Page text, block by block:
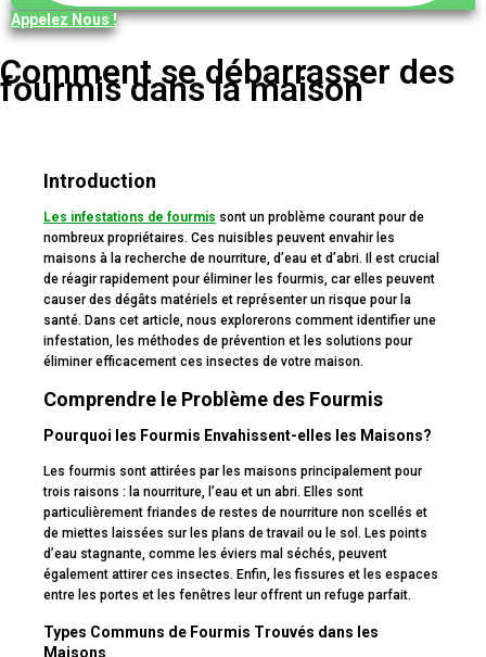
Appelez Nous !
Comment se débarrasser des
fourmis dans la maison
Introduction
Les infestations de fourmis sont un problème courant pour de
nombreux propriétaires. Ces nuisibles peuvent envahir les
maisons à la recherche de nourriture, d’eau et d’abri. Il est crucial
de réagir rapidement pour éliminer les fourmis, car elles peuvent
causer des dégâts matériels et représenter un risque pour la
santé. Dans cet article, nous explorerons comment identifier une
infestation, les méthodes de prévention et les solutions pour
éliminer efficacement ces insectes de votre maison.
Comprendre le Problème des Fourmis
Pourquoi les Fourmis Envahissent-elles les Maisons?
Les fourmis sont attirées par les maisons principalement pour
trois raisons : la nourriture, l’eau et un abri. Elles sont
particulièrement friandes de restes de nourriture non scellés et
de miettes laissées sur les plans de travail ou le sol. Les points
d’eau stagnante, comme les éviers mal séchés, peuvent
également attirer ces insectes. Enfin, les fissures et les espaces
entre les portes et les fenêtres leur offrent un refuge parfait.
Types Communs de Fourmis Trouvés dans les
Maisons